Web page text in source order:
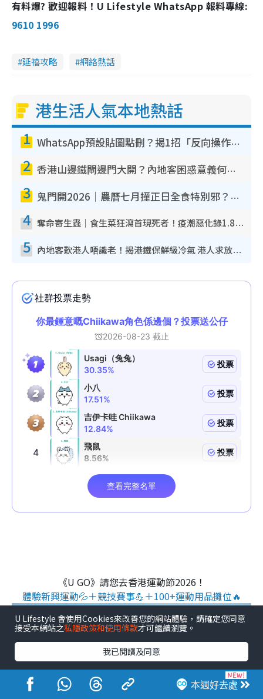
有料爆? 歡迎報料！U Lifestyle WhatsApp 報料專線:
9610 1996
延禧攻略 網絡熱話
港生活人氣本地熱話
1 WhatsApp預設貼圖點刪？揭1招「反向操作」還原簡潔介面 附3步實測教學
2 香港山邊鐵閘邊門大開？內地客困惑意義何在！網民神回覆：呢種叫法理性防禦
3 鬼門開2026｜農曆七月撞正日全食特別邪？專家警告切忌做一事！揭4大禁忌+2招保平安
4 奪命寄生蟲｜食生菜狂瀉首現死者！疫潮惡化錄1.8萬宗病例 揭洗菜3大謬誤
5 內地客歎港人唔識老！揭港鐵保鮮級冷氣 港人求放過：咪投訴
《U GO》請您去香港運動節2026！
體驗新興運動💦＋競技賽事💪＋100+運動用品攤位🔥
本週好去處
U Lifestyle 會使用Cookies來改善您的網站體驗，請確定您同意
接受本網站之私隱政策和使用條款才可繼續瀏覽。
我已閱讀及同意